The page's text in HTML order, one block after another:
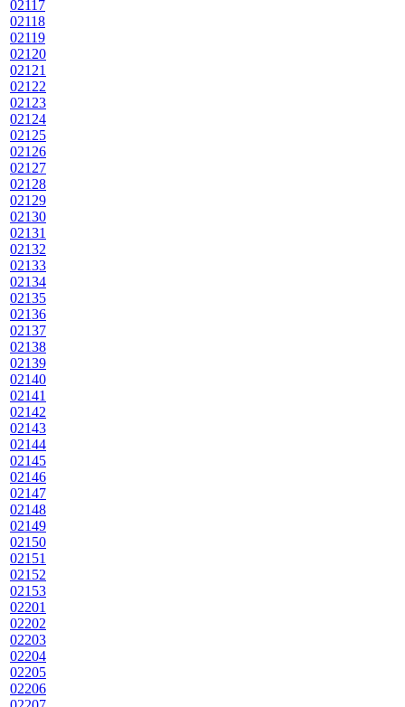
02117
02118
02119
02120
02121
02122
02123
02124
02125
02126
02127
02128
02129
02130
02131
02132
02133
02134
02135
02136
02137
02138
02139
02140
02141
02142
02143
02144
02145
02146
02147
02148
02149
02150
02151
02152
02153
02201
02202
02203
02204
02205
02206